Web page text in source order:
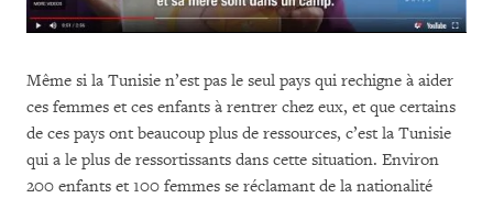
Même si la Tunisie n’est pas le seul pays qui rechigne à aider
ces femmes et ces enfants à rentrer chez eux, et que certains
de ces pays ont beaucoup plus de ressources, c’est la Tunisie
qui a le plus de ressortissants dans cette situation. Environ
200 enfants et 100 femmes se réclamant de la nationalité